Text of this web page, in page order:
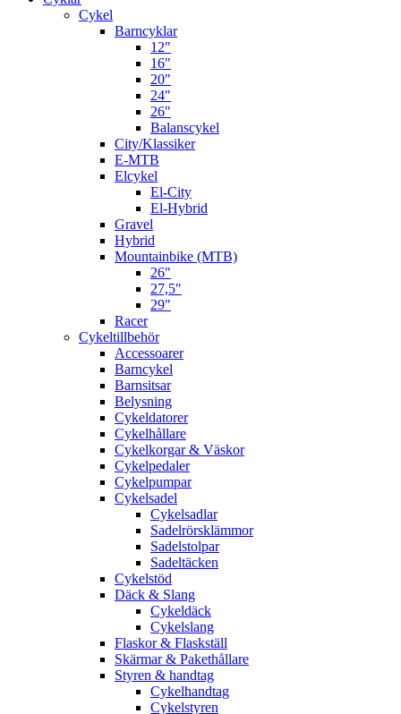
Cykel
Barncyklar
12"
16"
20"
24"
26"
Balanscykel
City/Klassiker
E-MTB
Elcykel
El-City
El-Hybrid
Gravel
Hybrid
Mountainbike (MTB)
26"
27,5"
29"
Racer
Cykeltillbehör
Accessoarer
Barncykel
Barnsitsar
Belysning
Cykeldatorer
Cykelhållare
Cykelkorgar & Väskor
Cykelpedaler
Cykelpumpar
Cykelsadel
Cykelsadlar
Sadelrörsklämmor
Sadelstolpar
Sadeltäcken
Cykelstöd
Däck & Slang
Cykeldäck
Cykelslang
Flaskor & Flaskställ
Skärmar & Pakethållare
Styren & handtag
Cykelhandtag
Cykelstyren